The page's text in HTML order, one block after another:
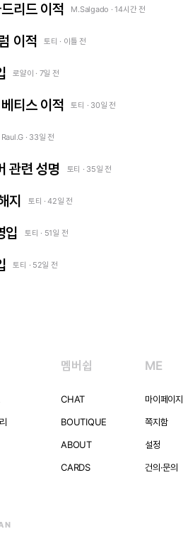
리드 이적 M.Salgado · 14시간 전
이적 토티 · 이틀 전
로얄이 · 7일 전
티스 이적 토티 · 30일 전
Raul.G · 33일 전
관련 성명 토티 · 35일 전
지 토티 · 42일 전
입 토티 · 51일 전
토티 · 52일 전
멤버쉽
CHAT
BOUTIQUE
ABOUT
CARDS
ME
마이페이지
쪽지함
설정
건의·문의